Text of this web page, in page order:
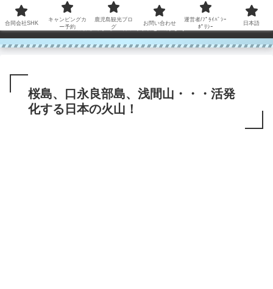
コンテンツへスキップ
鹿児島から世界に笑顔を広げます！
桜島、口永良部島、浅間山・・・活発
化する日本の火山！
合同会社SHK
キャンピングカ
ー予約
鹿児島観光ブロ
グ
お問い合わせ
運営者/ﾌﾟﾗｲﾊﾞｼｰ
ﾎﾟﾘｼｰ
日本語